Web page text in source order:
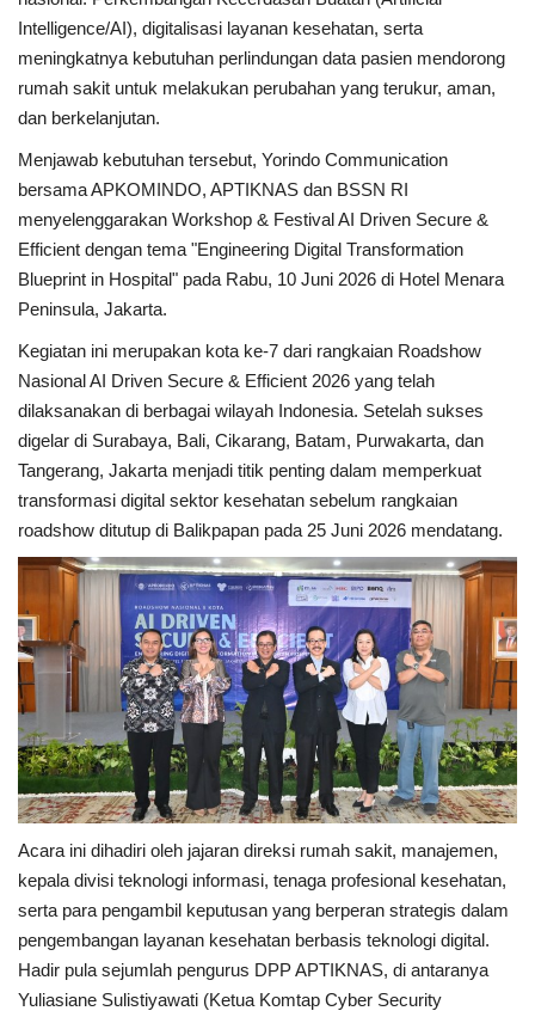
Kesehatan
Layanan Publik
Perempuan/Anak
Intelligence/AI), digitalisasi layanan kesehatan, serta
meningkatnya kebutuhan perlindungan data pasien mendorong
rumah sakit untuk melakukan perubahan yang terukur, aman,
dan berkelanjutan.
Menjawab kebutuhan tersebut, Yorindo Communication
bersama APKOMINDO, APTIKNAS dan BSSN RI
menyelenggarakan Workshop & Festival AI Driven Secure &
Efficient dengan tema "Engineering Digital Transformation
Blueprint in Hospital" pada Rabu, 10 Juni 2026 di Hotel Menara
Peninsula, Jakarta.
Kegiatan ini merupakan kota ke-7 dari rangkaian Roadshow
Nasional AI Driven Secure & Efficient 2026 yang telah
dilaksanakan di berbagai wilayah Indonesia. Setelah sukses
digelar di Surabaya, Bali, Cikarang, Batam, Purwakarta, dan
Tangerang, Jakarta menjadi titik penting dalam memperkuat
transformasi digital sektor kesehatan sebelum rangkaian
roadshow ditutup di Balikpapan pada 25 Juni 2026 mendatang.
Acara ini dihadiri oleh jajaran direksi rumah sakit, manajemen,
kepala divisi teknologi informasi, tenaga profesional kesehatan,
serta para pengambil keputusan yang berperan strategis dalam
pengembangan layanan kesehatan berbasis teknologi digital.
Hadir pula sejumlah pengurus DPP APTIKNAS, di antaranya
Yuliasiane Sulistiyawati (Ketua Komtap Cyber Security